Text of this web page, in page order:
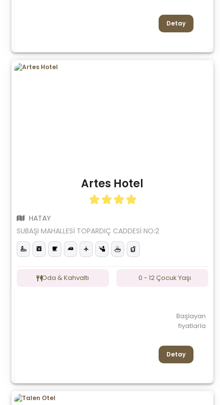
Detay
Artes Hotel
HATAY
SUBAŞI MAHALLESİ TOPARDIÇ CADDESİ NO:2
Oda & Kahvaltı 0 - 12 Çocuk Yaşı
Başlayan
fiyatlarla
Detay